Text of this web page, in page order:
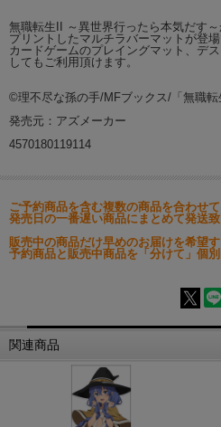
無職転生II ～異世界行ったら本気だす
プリントしたマルチラバーマットが登場
カードゲームのプレイングマット、デ
してもご利用頂けます。
©理不尽な孫の手/MFブックス/「無職
発売元：アズメーカー
4570180119114
ご予約商品を含む複数の商品を合わせ
発売日の一番遅い商品にまとめて発送致
販売中の商品だけ早めのお届けを希望す
予約商品と販売中商品を「分けて」個別
関連商品